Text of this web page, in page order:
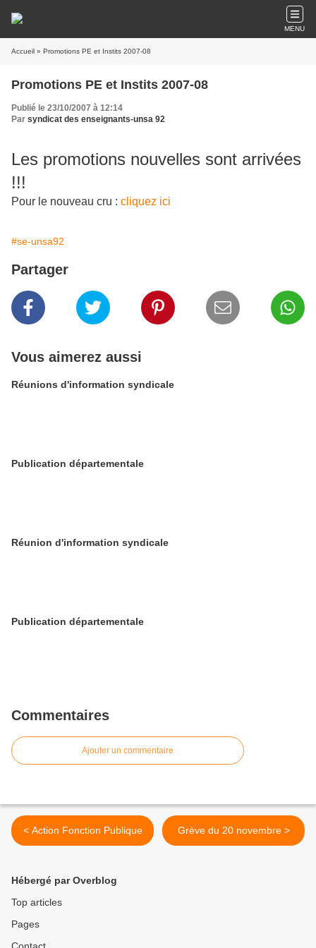
MENU
Accueil » Promotions PE et Instits 2007-08
Promotions PE et Instits 2007-08
Publié le 23/10/2007 à 12:14
Par syndicat des enseignants-unsa 92
Les promotions nouvelles sont arrivées
!!!
Pour le nouveau cru : cliquez ici
#se-unsa92
Partager
Vous aimerez aussi
Réunions d'information syndicale
Publication départementale
Réunion d'information syndicale
Publication départementale
Commentaires
Ajouter un commentaire
< Action Fonction Publique Grève du 20 novembre >
Hébergé par Overblog
Top articles
Pages